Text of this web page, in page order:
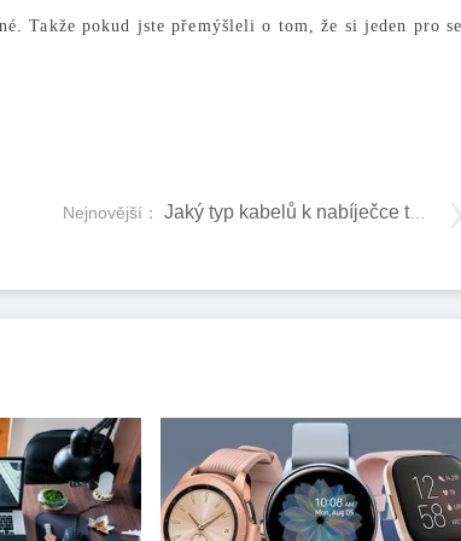
Takže pokud jste přemýšleli o tom, že si jeden pro
Nejnovější： Jaký typ kabelů k nabíječce telefonu potřebuji?